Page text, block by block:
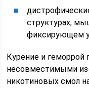
структурах,
фиксирующем
Курение и геморрой
несовместимыми
никотиновых смол